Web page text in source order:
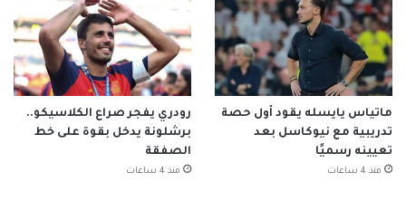
ماتياس يايسله يقود أول حصة
تدريبية مع نيوكاسل بعد
تعيينه رسميًا
منذ 4 ساعات
رودري يفجر صراع الكلاسيكو..
برشلونة يدخل بقوة على خط
الصفقة
منذ 4 ساعات